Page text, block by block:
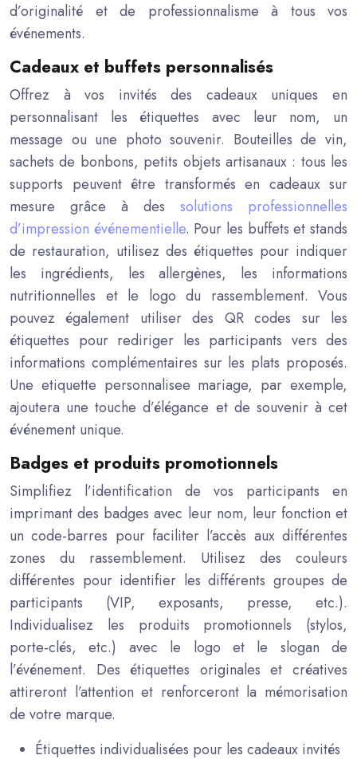
d’originalité et de professionnalisme à tous vos
événements.
Cadeaux et buffets personnalisés
Offrez à vos invités des cadeaux uniques en
personnalisant les étiquettes avec leur nom, un
message ou une photo souvenir. Bouteilles de vin,
sachets de bonbons, petits objets artisanaux : tous les
supports peuvent être transformés en cadeaux sur
mesure grâce à des solutions professionnelles
d’impression événementielle. Pour les buffets et stands
de restauration, utilisez des étiquettes pour indiquer
les ingrédients, les allergènes, les informations
nutritionnelles et le logo du rassemblement. Vous
pouvez également utiliser des QR codes sur les
étiquettes pour rediriger les participants vers des
informations complémentaires sur les plats proposés.
Une etiquette personnalisee mariage, par exemple,
ajoutera une touche d’élégance et de souvenir à cet
événement unique.
Badges et produits promotionnels
Simplifiez l’identification de vos participants en
imprimant des badges avec leur nom, leur fonction et
un code-barres pour faciliter l’accès aux différentes
zones du rassemblement. Utilisez des couleurs
différentes pour identifier les différents groupes de
participants (VIP, exposants, presse, etc.).
Individualisez les produits promotionnels (stylos,
porte-clés, etc.) avec le logo et le slogan de
l’événement. Des étiquettes originales et créatives
attireront l’attention et renforceront la mémorisation
de votre marque.
Étiquettes individualisées pour les cadeaux invités